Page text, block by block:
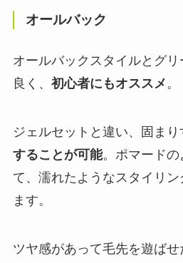
オールバック
オールバックスタイルとグ
良く、 初心者にもオススメ。
ジェルセットと違い、固ま
することが可能。ポマードの
て、濡れたようなスタイリ
ます。
ツヤ感があって毛先を遊ばせ